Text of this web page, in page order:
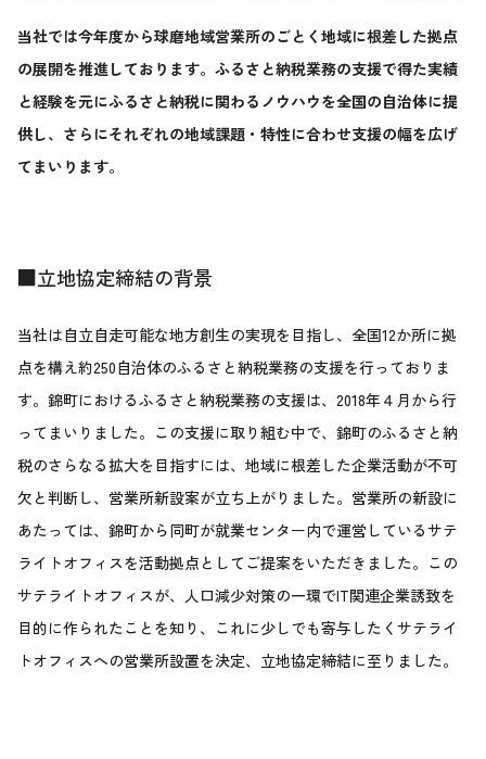
当社では今年度から球磨地域営業所のごとく地域に根差した拠点
の展開を推進しております。ふるさと納税業務の支援で得た実績
と経験を元にふるさと納税に関わるノウハウを全国の自治体に提
供し、さらにそれぞれの地域課題・特性に合わせ支援の幅を広げ
てまいります。
■立地協定締結の背景
当社は自立自走可能な地方創生の実現を目指し、全国12か所に拠
点を構え約250自治体のふるさと納税業務の支援を行っておりま
す。錦町におけるふるさと納税業務の支援は、2018年４月から行
ってまいりました。この支援に取り組む中で、錦町のふるさと納
税のさらなる拡大を目指すには、地域に根差した企業活動が不可
欠と判断し、営業所新設案が立ち上がりました。営業所の新設に
あたっては、錦町から同町が就業センター内で運営しているサテ
ライトオフィスを活動拠点としてご提案をいただきました。この
サテライトオフィスが、人口減少対策の一環でIT関連企業誘致を
目的に作られたことを知り、これに少しでも寄与したくサテライ
トオフィスへの営業所設置を決定、立地協定締結に至りました。